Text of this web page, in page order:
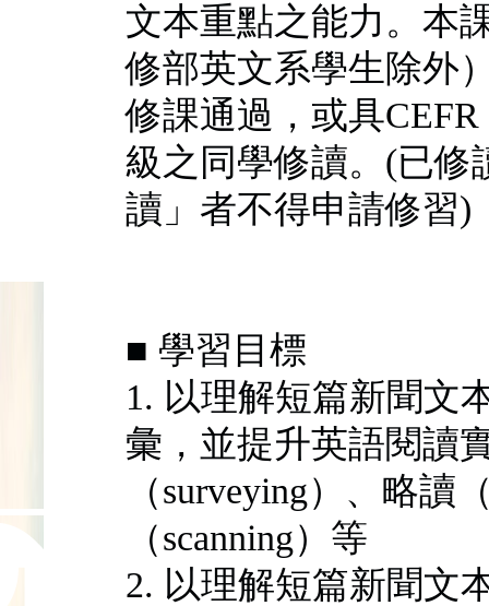
文本重點之能力。本
修部英文系學生除外
修課通過，或具
級之同學修讀。(已修
讀」者不得申請修習)
■ 學習目標
1. 以理解短篇新聞文
彙，並提升英語閱讀
（surveying）、略讀
（scanning）等
2. 以理解短篇新聞文